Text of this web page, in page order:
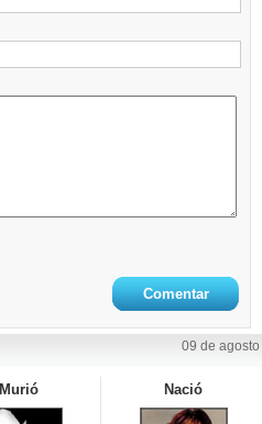
09 de agosto
Murió Nació